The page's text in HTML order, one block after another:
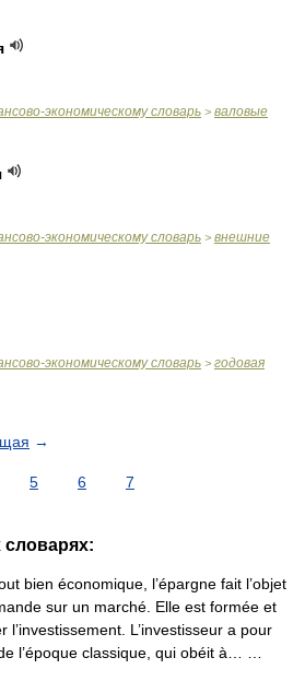
экономическому словарь > валовые
экономическому словарь > внешние
экономическому словарь > годовая
→
5 6 7
словарях:
bien économique, l’épargne fait l’objet
sur un marché. Elle est formée et
L’investisseur a pour
l’époque classique, qui obéit à… …